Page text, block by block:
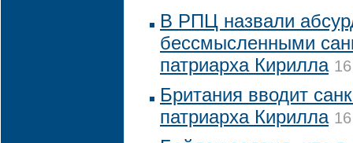
В РПЦ назвали
бессмысленными
патриарха Кирилла
Британия вводит
патриарха Кирилла